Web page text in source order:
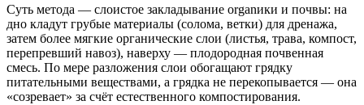
Суть метода — слоистое закладывание organики и почвы: на
дно кладут грубые материалы (солома, ветки) для дренажа,
затем более мягкие органические слои (листья, трава, компост,
перепревший навоз), наверху — плодородная почвенная
смесь. По мере разложения слои обогащают грядку
питательными веществами, а грядка не перекопывается — она
«созревает» за счёт естественного компостирования.